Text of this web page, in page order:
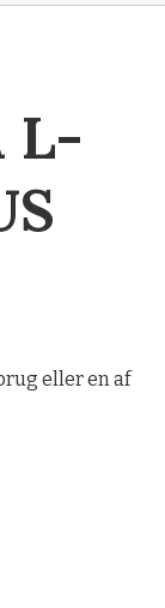
L-
eller en af